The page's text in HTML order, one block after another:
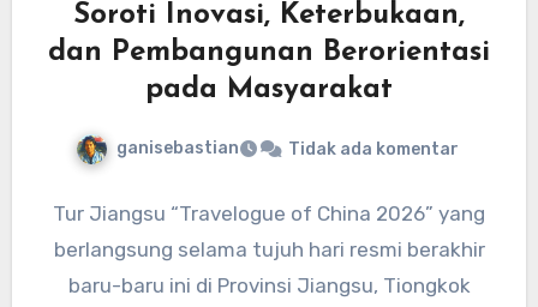
Soroti Inovasi, Keterbukaan,
dan Pembangunan Berorientasi
pada Masyarakat
ganisebastian Tidak ada komentar
Tur Jiangsu “Travelogue of China 2026” yang
berlangsung selama tujuh hari resmi berakhir
baru-baru ini di Provinsi Jiangsu, Tiongkok